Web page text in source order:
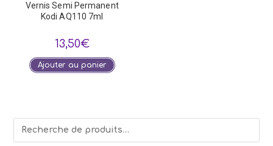
Vernis Semi Permanent
Kodi AQ110 7ml
13,50€
Ajouter au panier